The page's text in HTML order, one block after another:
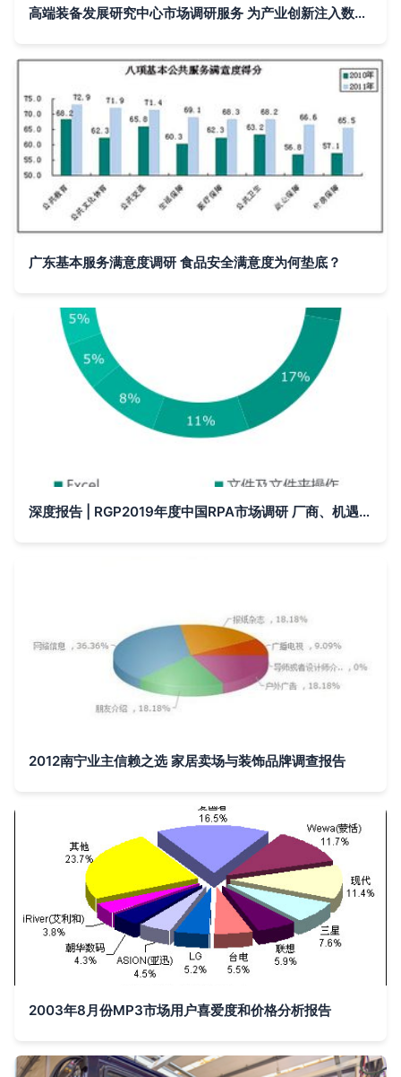
高端装备发展研究中心市场调研服务 为产业创新注入数据驱动力
广东基本服务满意度调研 食品安全满意度为何垫底？
深度报告 | RGP2019年度中国RPA市场调研 厂商、机遇、规模、上升空间、市场反馈
2012南宁业主信赖之选 家居卖场与装饰品牌调查报告
2003年8月份MP3市场用户喜爱度和价格分析报告